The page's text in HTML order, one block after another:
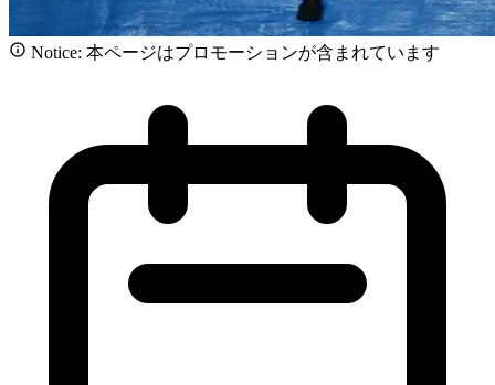
Notice: 本ページはプロモーションが含まれています